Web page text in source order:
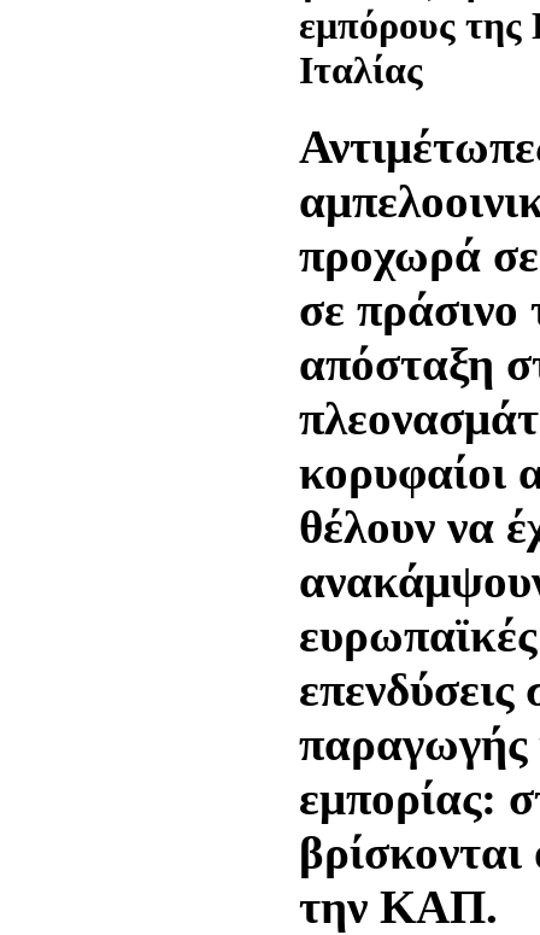
εμπόρους της
Ιταλίας
προχωρά σε
σε πράσινο
απόσταξη
κορυφαίοι
θέλουν να
ευρωπαϊκές
παραγωγής
εμπορίας:
βρίσκονται
την ΚΑΠ.